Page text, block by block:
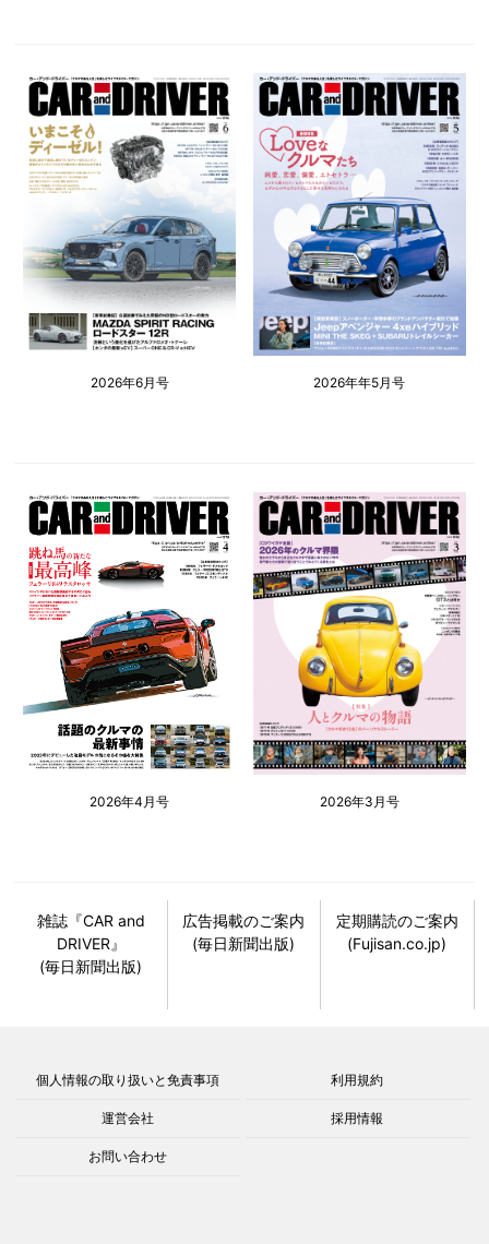
2026年6月号 2026年年5月号
2026年4月号 2026年3月号
雑誌『CAR and
DRIVER』
(毎日新聞出版)
広告掲載のご案内
(毎日新聞出版)
定期購読のご案内
(Fujisan.co.jp)
個人情報の取り扱いと免責事項 利用規約
運営会社 採用情報
お問い合わせ